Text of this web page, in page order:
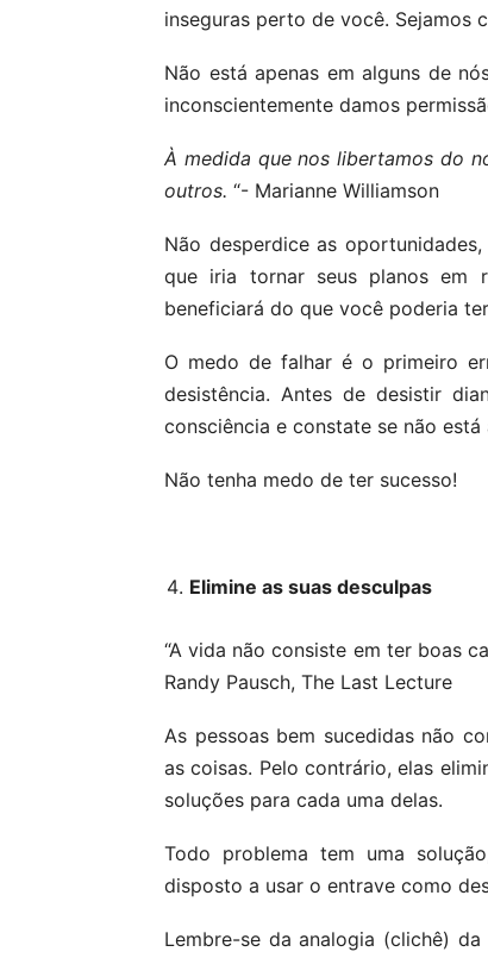
inseguras perto de você. Sejamos
Não está apenas em alguns de
inconscientemente damos
À medida que nos libertamos do
outros. “- Marianne Williamson
Não desperdice as
que iria tornar seus planos em
beneficiará do que você poderia
O medo de falhar é o primeiro
desistência. Antes de desistir
consciência e constate se não
Não tenha medo de ter sucesso!
Elimine as suas desculpas
“A vida não consiste em ter boas
Randy Pausch, The Last Lecture
As pessoas bem sucedidas não
as coisas. Pelo contrário, elas
soluções para cada uma delas.
Todo problema tem uma
disposto a usar o entrave como
Lembre-se da analogia (clichê)